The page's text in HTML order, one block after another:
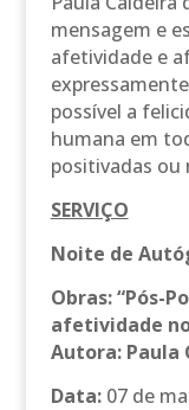
mensagem e
afetividade e
possível a
humana em
positivadas ou
SERVIÇO
Noite de
Obras: “Pós-
afetividade
Autora: Paula
Data: 07 de